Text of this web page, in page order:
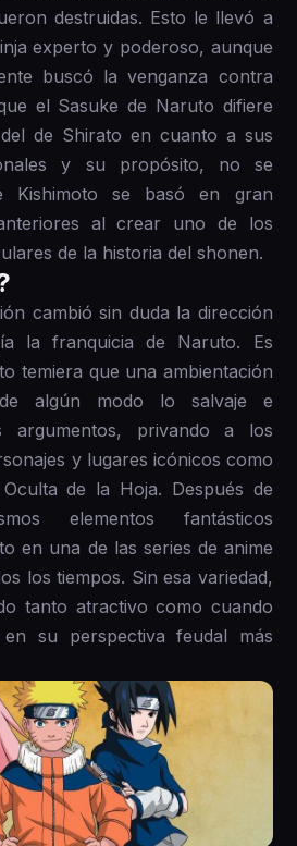
destruidas. Esto le llevó a
experto y poderoso, aunque
buscó la venganza contra
el Sasuke de Naruto difiere
de Shirato en cuanto a sus
y su propósito, no se
Kishimoto se basó en gran
al crear uno de los
de la historia del shonen.
cambió sin duda la dirección
la franquicia de Naruto. Es
temiera que una ambientación
algún modo lo salvaje e
argumentos, privando a los
y lugares icónicos como
de la Hoja. Después de
elementos fantásticos
en una de las series de anime
los tiempos. Sin esa variedad,
tanto atractivo como cuando
en su perspectiva feudal más